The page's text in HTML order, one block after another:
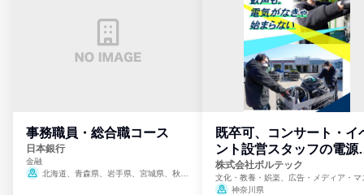
事務職員・総合職コース
日本銀行
金融
北海道、青森県、岩手県、宮城県、秋田
既卒可、コンサート・イ
ント設営スタッフの電源
門
株式会社ボルテック
文化・教養・娯楽、広告・メディア・マ
ミ、電力・ガス・水道・エネルギー
神奈川県